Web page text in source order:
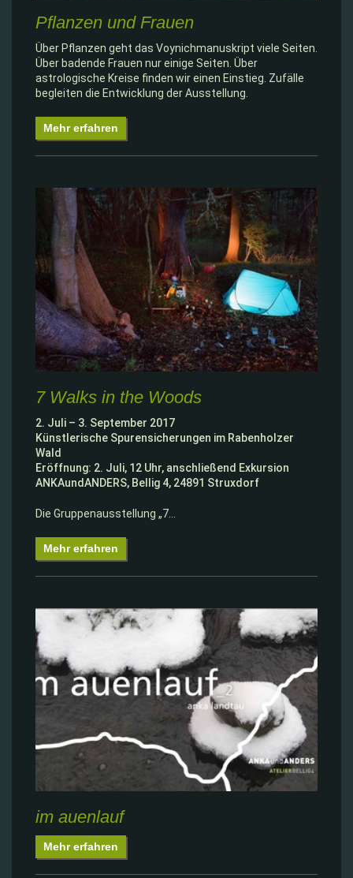
Pflanzen und Frauen
Über Pflanzen geht das Voynichmanuskript viele Seiten.
Über badende Frauen nur einige Seiten. Über
astrologische Kreise finden wir einen Einstieg. Zufälle
begleiten die Entwicklung der Ausstellung.
Mehr erfahren
7 Walks in the Woods
2. Juli – 3. September 2017
Künstlerische Spurensicherungen im Rabenholzer
Wald
Eröffnung: 2. Juli, 12 Uhr, anschließend Exkursion
ANKAundANDERS, Bellig 4, 24891 Struxdorf
Die Gruppenausstellung „7…
Mehr erfahren
im auenlauf
Mehr erfahren